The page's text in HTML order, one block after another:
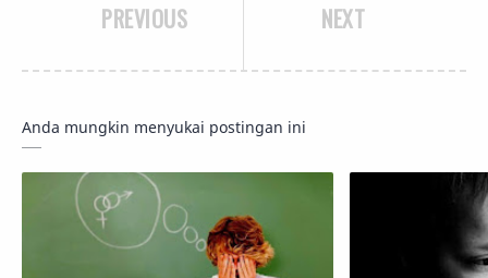
NEXT
PREVIOUS
Anda mungkin menyukai postingan ini